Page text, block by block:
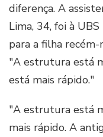
diferença. A
Lima, 34, foi à
para a filha recém-
"A estrutura está
está mais rápido."
"A estrutura está
mais rápido. A